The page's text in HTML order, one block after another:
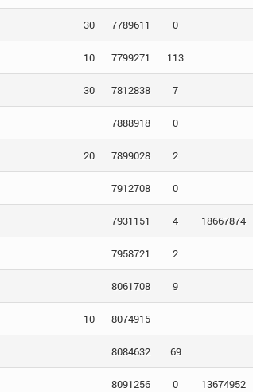
30 7789611 0
10 7799271 113
30 7812838 7
7888918 0
20 7899028 2
7912708 0
7931151 4 18667874
7958721 2
8061708 9
10 8074915
8084632 69
8091256 0 13674952